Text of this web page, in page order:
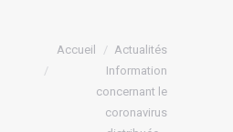
Vous êtes ici :
Accueil
Actualités
Information
concernant le
coronavirus